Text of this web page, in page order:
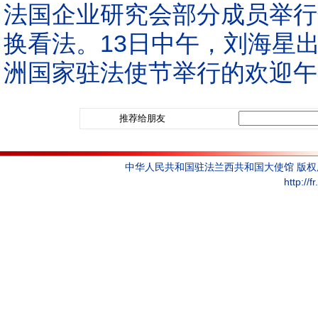
法国企业研究会部分成员举
换看法。13日中午，刘海星
洲国家驻法使节举行的欢迎
推荐给朋友
中华人民共和国驻法兰西共和国大使馆 版
http://